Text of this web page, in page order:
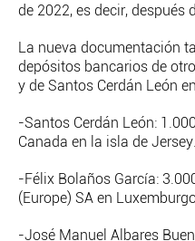
de 2022, es decir, después
La nueva documentación
depósitos bancarios de
y de Santos Cerdán León
-Santos Cerdán León:
Canada en la isla de
-Félix Bolaños García:
(Europe) SA en
-José Manuel Albares